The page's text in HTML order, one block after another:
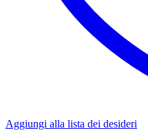
Aggiungi alla lista dei desideri